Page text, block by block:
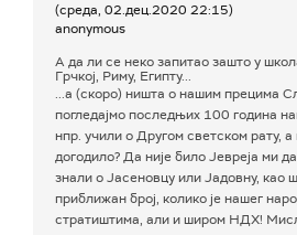
(среда, 02.дец.2020 22:15)
anonymous
A да ли се неко запитао зашто у
Грчкој, Риму, Египту...
...а (скоро) ништа о нашим прецима
погледајмо последњих 100 година
нпр. учили о Другом светском рату,
догодило? Да није било Јевреја ми
знали о Јасеновцу или Јадовну, као
приближан број, колико је нашег
стратиштима, али и широм НДХ!